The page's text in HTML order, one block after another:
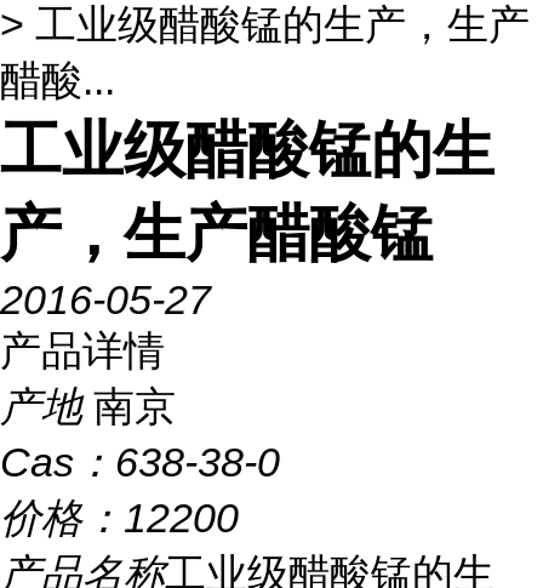
> 工业级醋酸锰的生产，生产
醋酸...
工业级醋酸锰的生
产，生产醋酸锰
2016-05-27
产品详情
产地 南京
Cas： 638-38-0
价格： 12200
产品名称工业级醋酸锰的生